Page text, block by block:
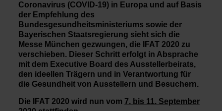
Coronavirus (COVID-19) in Europa und auf Basis
der Empfehlung des
Bundesgesundheitsministeriums sowie der
Bayerischen Staatsregierung sieht sich die
Messe München gezwungen, die IFAT 2020 zu
verschieben. Dieser Schritt erfolgt in Absprache
mit dem Executive Board des Ausstellerbeirats,
den ideellen Trägern und in Verantwortung für
die Gesundheit von Ausstellern und Besuchern.
Die IFAT 2020 wird nun vom 7. bis 11. September